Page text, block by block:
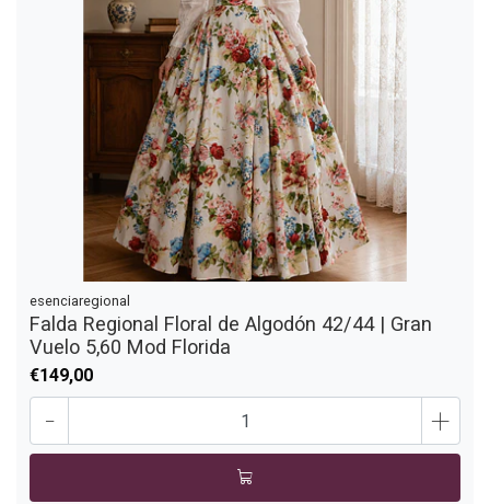
esenciaregional
Falda Regional Floral de Algodón 42/44 | Gran
Vuelo 5,60 Mod Florida
€149,00
- +